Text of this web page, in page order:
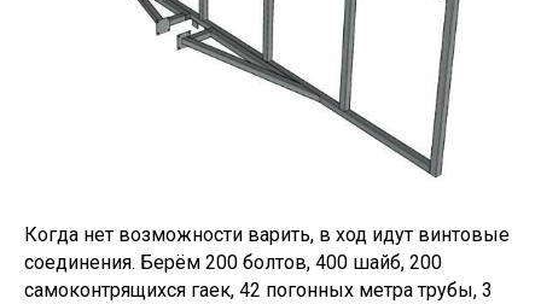
Когда нет возможности варить, в ход идут винтовые
соединения. Берём 200 болтов, 400 шайб, 200
самоконтрящихся гаек, 42 погонных метра трубы, 3